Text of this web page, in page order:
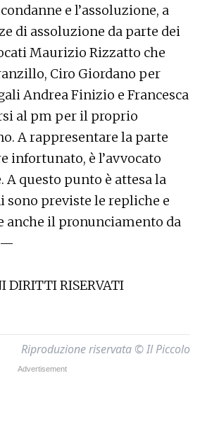
e l’assoluzione, a
di assoluzione da parte dei
Maurizio Rizzatto che
Ciro Giordano per
Andrea Finizio e Francesca
al pm per il proprio
A rappresentare la parte
infortunato, è l’avvocato
A questo punto è attesa la
sono previste le repliche e
il pronunciamento da
DIRITTI RISERVATI
Riproduzione riservata © Il Piccolo